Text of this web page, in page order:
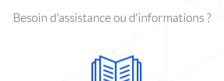
Besoin d'assistance ou d'informations ?